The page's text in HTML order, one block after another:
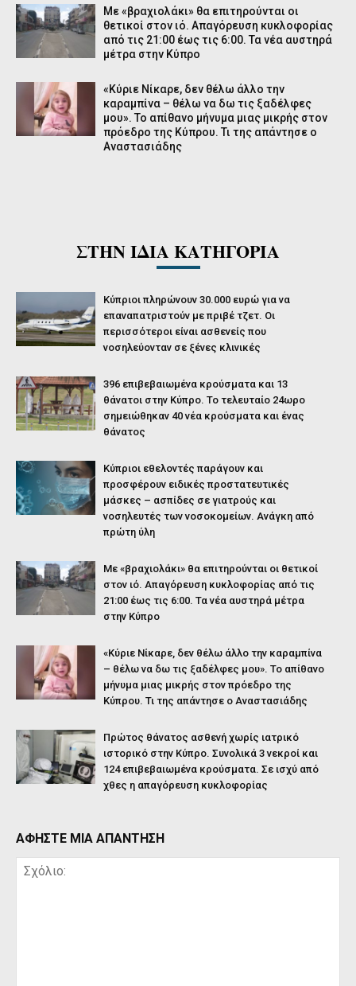
Με «βραχιολάκι» θα επιτηρούνται οι
θετικοί στον ιό. Απαγόρευση κυκλοφορίας
από τις 21:00 έως τις 6:00. Τα νέα αυστηρά
μέτρα στην Κύπρο
«Κύριε Νίκαρε, δεν θέλω άλλο την
καραμπίνα – θέλω να δω τις ξαδέλφες
μου». Το απίθανο μήνυμα μιας μικρής στον
πρόεδρο της Κύπρου. Τι της απάντησε ο
Αναστασιάδης
ΣΤΗΝ ΙΔΙΑ ΚΑΤΗΓΟΡΙΑ
Κύπριοι πληρώνουν 30.000 ευρώ για να
επαναπατριστούν με πριβέ τζετ. Οι
περισσότεροι είναι ασθενείς που
νοσηλεύονταν σε ξένες κλινικές
396 επιβεβαιωμένα κρούσματα και 13
θάνατοι στην Κύπρο. Το τελευταίο 24ωρο
σημειώθηκαν 40 νέα κρούσματα και ένας
θάνατος
Κύπριοι εθελοντές παράγουν και
προσφέρουν ειδικές προστατευτικές
μάσκες – ασπίδες σε γιατρούς και
νοσηλευτές των νοσοκομείων. Ανάγκη από
πρώτη ύλη
Με «βραχιολάκι» θα επιτηρούνται οι θετικοί
στον ιό. Απαγόρευση κυκλοφορίας από τις
21:00 έως τις 6:00. Τα νέα αυστηρά μέτρα
στην Κύπρο
«Κύριε Νίκαρε, δεν θέλω άλλο την καραμπίνα
– θέλω να δω τις ξαδέλφες μου». Το απίθανο
μήνυμα μιας μικρής στον πρόεδρο της
Κύπρου. Τι της απάντησε ο Αναστασιάδης
Πρώτος θάνατος ασθενή χωρίς ιατρικό
ιστορικό στην Κύπρο. Συνολικά 3 νεκροί και
124 επιβεβαιωμένα κρούσματα. Σε ισχύ από
χθες η απαγόρευση κυκλοφορίας
ΑΦΗΣΤΕ ΜΙΑ ΑΠΑΝΤΗΣΗ